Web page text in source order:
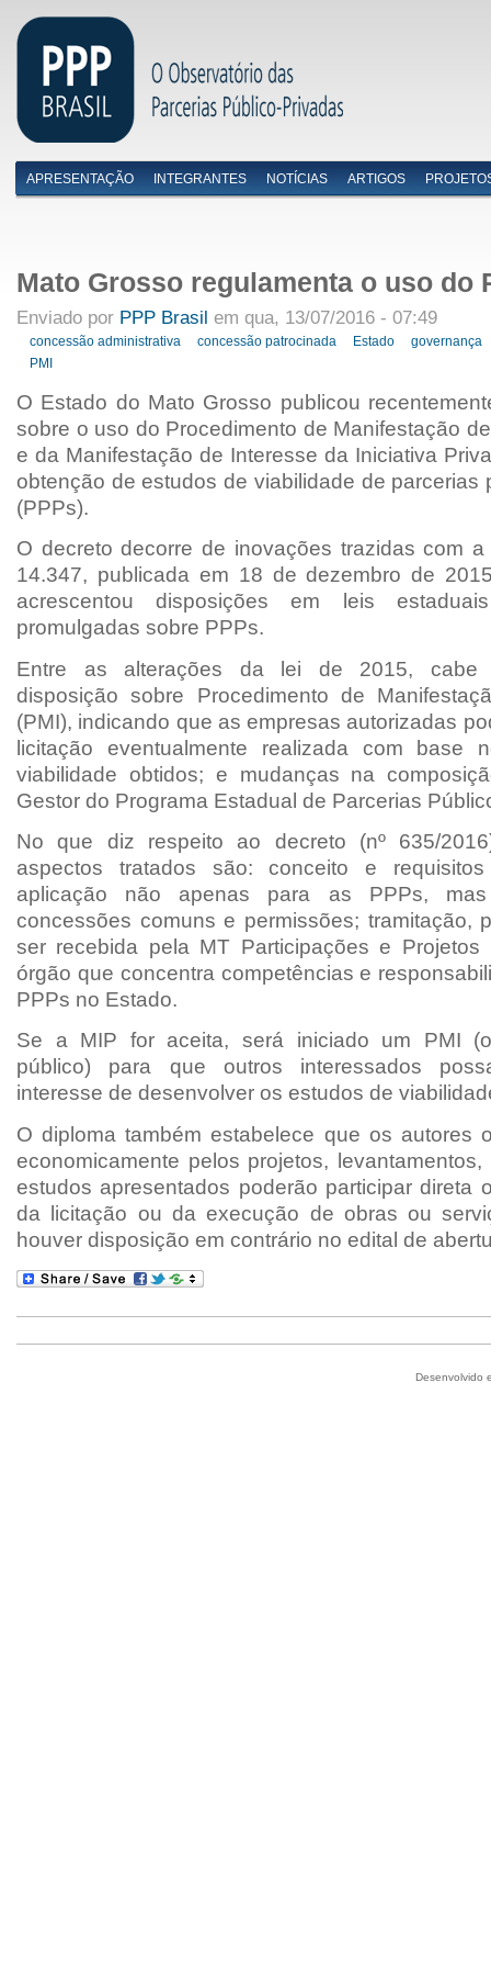
Menu primário
APRESENTAÇÃO INTEGRANTES NOTÍCIAS ARTIGOS
Mato Grosso regulamenta o uso do
Enviado por PPP Brasil em qua, 13/07/2016 - 07:49
concessão administrativa concessão patrocinada Estado
governança
PMI
O Estado do Mato Grosso publicou
sobre o uso do Procedimento de Manifestação
e da Manifestação de Interesse da Iniciativa
obtenção de estudos de viabilidade de parcerias
(PPPs).
O decreto decorre de inovações trazidas com a
14.347, publicada em 18 de dezembro de
acrescentou disposições em leis estaduais
promulgadas sobre PPPs.
Entre as alterações da lei de 2015, cabe
disposição sobre Procedimento de
(PMI), indicando que as empresas autorizadas
licitação eventualmente realizada com base
viabilidade obtidos; e mudanças na
Gestor do Programa Estadual de Parcerias
No que diz respeito ao decreto (nº 635/
aspectos tratados são: conceito e
aplicação não apenas para as PPPs,
concessões comuns e permissões; tramitação,
ser recebida pela MT Participações e Projetos
órgão que concentra competências e
PPPs no Estado.
Se a MIP for aceita, será iniciado um PMI
público) para que outros interessados
interesse de desenvolver os estudos de
O diploma também estabelece que os autores
economicamente pelos projetos,
estudos apresentados poderão participar direta
da licitação ou da execução de obras ou
houver disposição em contrário no edital de
Desenvolvido